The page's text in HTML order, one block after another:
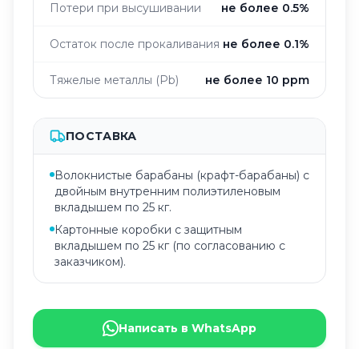
Потери при высушивании не более 0.5%
Остаток после прокаливания не более 0.1%
Тяжелые металлы (Pb) не более 10 ppm
ПОСТАВКА
Волокнистые барабаны (крафт-барабаны) с
двойным внутренним полиэтиленовым
вкладышем по 25 кг.
Картонные коробки с защитным
вкладышем по 25 кг (по согласованию с
заказчиком).
Написать в WhatsApp